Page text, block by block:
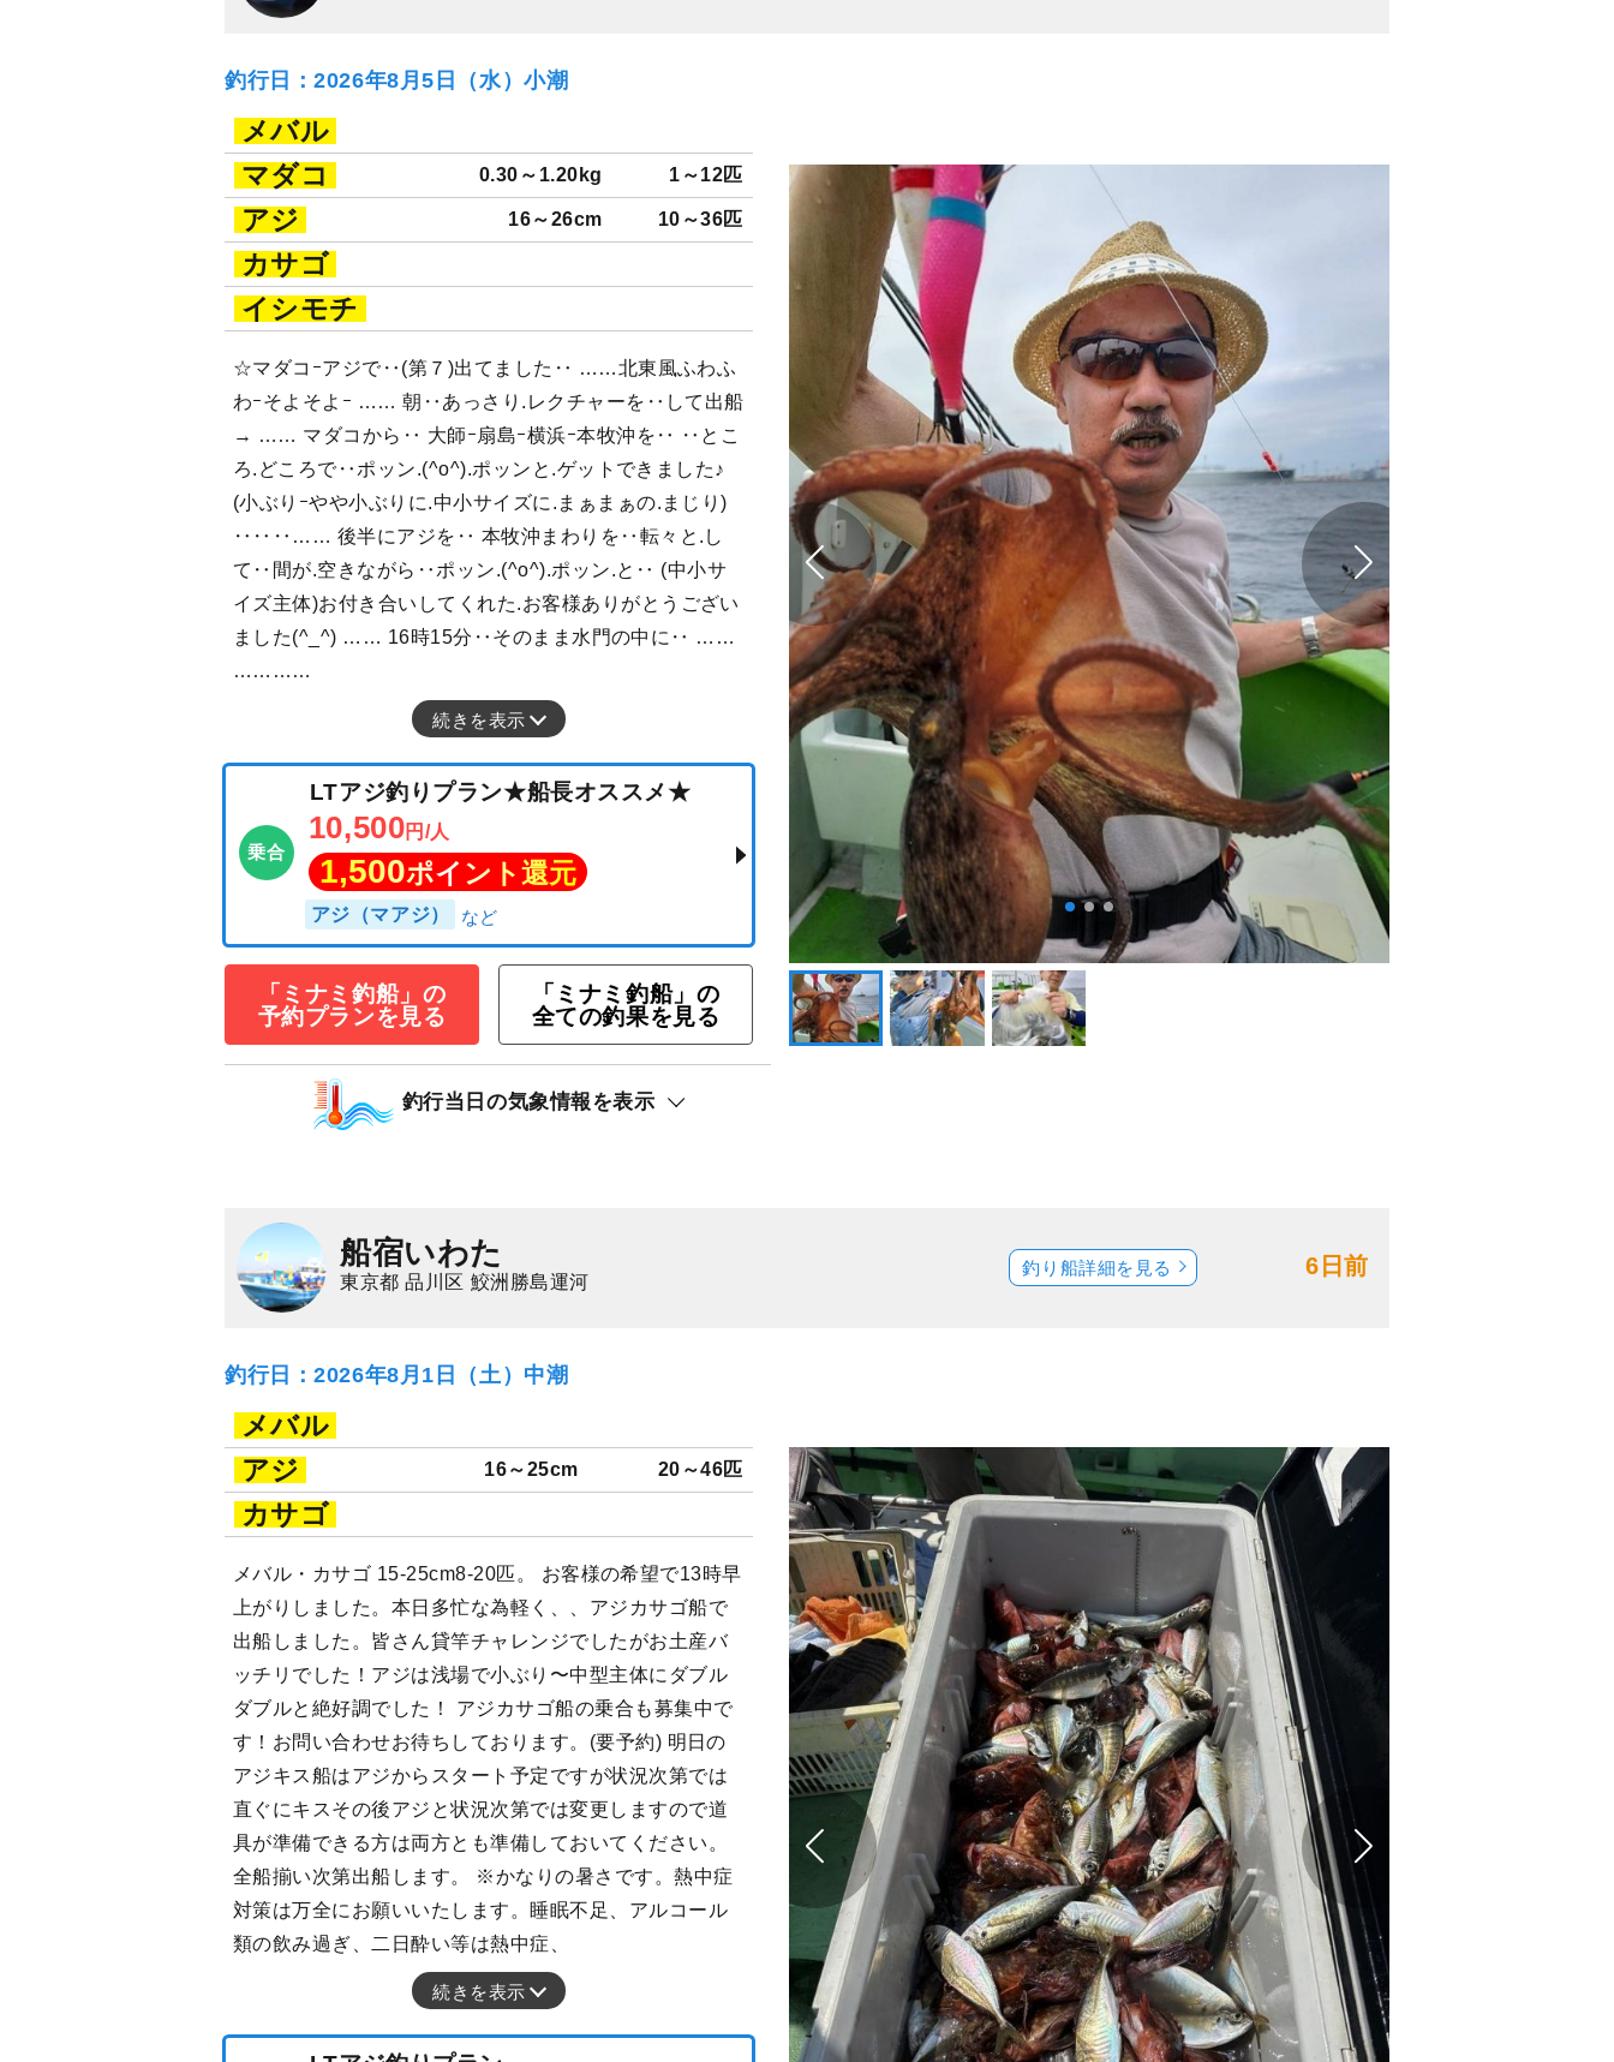
釣行日：2026年8月5日（水）小潮
メバル
マダコ
0.30～1.20kg 1～12匹
アジ 16～26cm 10～36匹
カサゴ
イシモチ
☆マダコｰアジで‥(第７)出てました‥ ……北東風ふわふ
わｰそよそよｰ …… 朝‥あっさり.レクチャーを‥して出船
→ …… マダコから‥ 大師ｰ扇島ｰ横浜ｰ本牧沖を‥ ‥とこ
ろ.どころで‥ポッン.(^o^).ポッンと.ゲットできました♪
(小ぶりｰやや小ぶりに.中小サイズに.まぁまぁの.まじり)
‥‥‥…… 後半にアジを‥ 本牧沖まわりを‥転々と.し
て‥間が.空きながら‥ポッン.(^o^).ポッン.と‥ (中小サ
イズ主体)お付き合いしてくれた.お客様ありがとうござい
ました(^_^) …… 16時15分‥そのまま水門の中に‥ ……
…………
続きを表示
10,500円/人
1,500
「ミナミ釣船」の
予約プランを見る
「ミナミ釣船」の
全ての釣果を見る
釣行当日の気象情報を表示
船宿いわた
東京都 品川区 鮫洲勝島運河
6日前
釣り船詳細を見る
釣行日：2026年8月1日（土）中潮
メバル
アジ
16～25cm 20～46匹
カサゴ
メバル・カサゴ 15-25cm8-20匹。 お客様の希望で13時早
上がりしました。本日多忙な為軽く、、アジカサゴ船で
出船しました。皆さん貸竿チャレンジでしたがお土産バ
ッチリでした！アジは浅場で小ぶり〜中型主体にダブル
ダブルと絶好調でした！ アジカサゴ船の乗合も募集中で
す！お問い合わせお待ちしております。(要予約) 明日の
アジキス船はアジからスタート予定ですが状況次第では
直ぐにキスその後アジと状況次第では変更しますので道
具が準備できる方は両方とも準備しておいてください。
全船揃い次第出船します。 ※かなりの暑さです。熱中症
対策は万全にお願いいたします。睡眠不足、アルコール
類の飲み過ぎ、二日酔い等は熱中症、
続きを表示